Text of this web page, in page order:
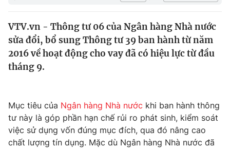
Thế giới
Tin tức
Câu chuyện quốc tế
Tài chính
Thị trường
Góc doanh nghiệp
Dữ liệu và đời sống
Truyền hình
VTV.vn - Thông tư 06 của Ngân hàng Nhà nước
sửa đổi, bổ sung Thông tư 39 ban hành từ năm
2016 về hoạt động cho vay đã có hiệu lực từ đầu
tháng 9.
Mục tiêu của Ngân hàng Nhà nước khi ban hành thông
tư này là góp phần hạn chế rủi ro phát sinh, kiểm soát
việc sử dụng vốn đúng mục đích, qua đó nâng cao
chất lượng tín dụng. Mặc dù Ngân hàng Nhà nước đã